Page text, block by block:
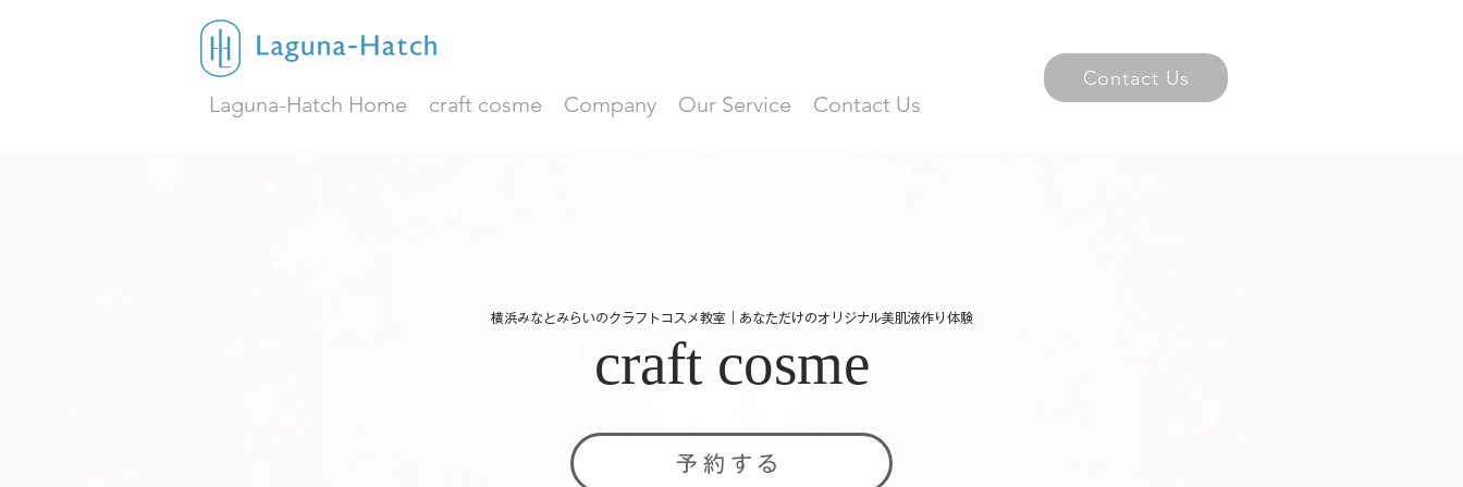
Laguna-Hatch Home craft cosme Company Our Service Contact Us
Contact Us
横浜みなとみらいのクラフトコスメ教室｜あなただけのオリジナル美肌液作り体験
craft cosme
予約する